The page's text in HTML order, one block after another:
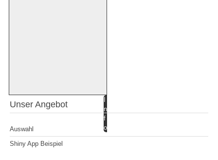
n
f
o
Unser Angebot
Auswahl
Shiny App Beispiel